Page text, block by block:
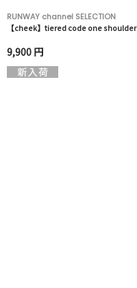
RUNWAY channel SELECTION
【cheek】tiered code one shoulder
9,900 円